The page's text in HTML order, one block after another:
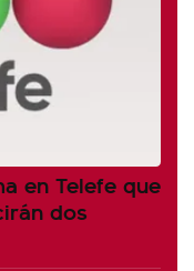
en Telefe que
dos